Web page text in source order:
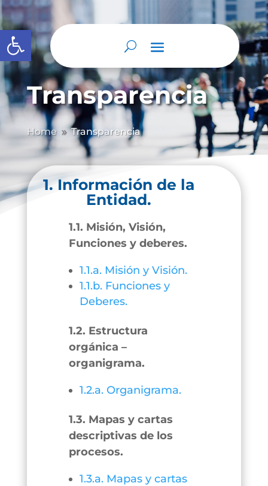
Abrir barra de herramientas
Transparencia
Home 9 Transparencia
1. Información de la
Entidad.
1.1. Misión, Visión,
Funciones y deberes.
1.1.a. Misión y Visión.
1.1.b. Funciones y
Deberes.
1.2. Estructura
orgánica –
organigrama.
1.2.a. Organigrama.
1.3. Mapas y cartas
descriptivas de los
procesos.
1.3.a. Mapas y cartas